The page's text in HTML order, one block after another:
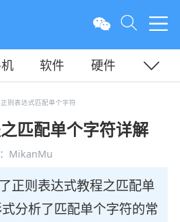
软件
硬件
器
则表达式匹配单个字符
匹配单个字符详解
MikanMu
正则表达式教程之匹配单
分析了匹配单个字符的常